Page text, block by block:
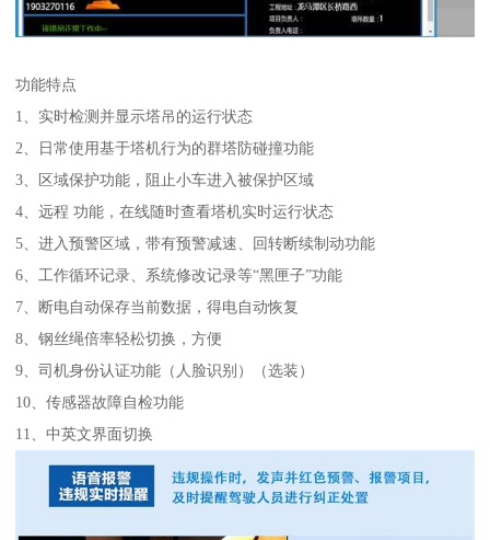
功能特点
1、实时检测并显示塔吊的运行状态
2、日常使用基于塔机行为的群塔防碰撞功能
3、区域保护功能，阻止小车进入被保护区域
4、远程 功能，在线随时查看塔机实时运行状态
5、进入预警区域，带有预警减速、回转断续制动功能
6、工作循环记录、系统修改记录等“黑匣子”功能
7、断电自动保存当前数据，得电自动恢复
8、钢丝绳倍率轻松切换，方便
9、司机身份认证功能（人脸识别）（选装）
10、传感器故障自检功能
11、中英文界面切换